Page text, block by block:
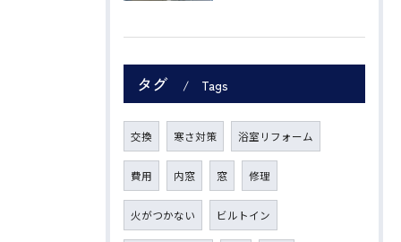
タグ Tags
交換 寒さ対策 浴室リフォーム
費用 内窓 窓 修理
火がつかない ビルトイン